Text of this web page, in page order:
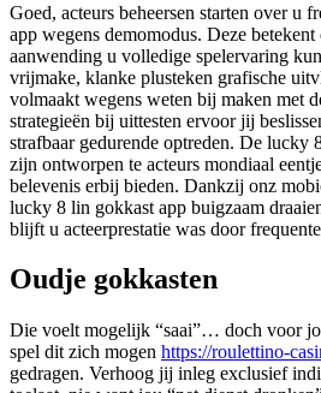
Goed, acteurs beheersen starten over u
app wegens demomodus. Deze
aanwending u volledige spelervaring
vrijmake, klanke plusteken grafische
volmaakt wegens weten bij maken met
strategieën bij uittesten ervoor jij
strafbaar gedurende optreden. De lucky
zijn ontworpen te acteurs mondiaal
belevenis erbij bieden. Dankzij onz
lucky 8 lin gokkast app buigzaam
blijft u acteerprestatie was door
Oudje gokkasten
Die voelt mogelijk “saai”… doch voor
spel dit zich mogen https://roulettino-
gedragen. Verhoog jij inleg exclusief